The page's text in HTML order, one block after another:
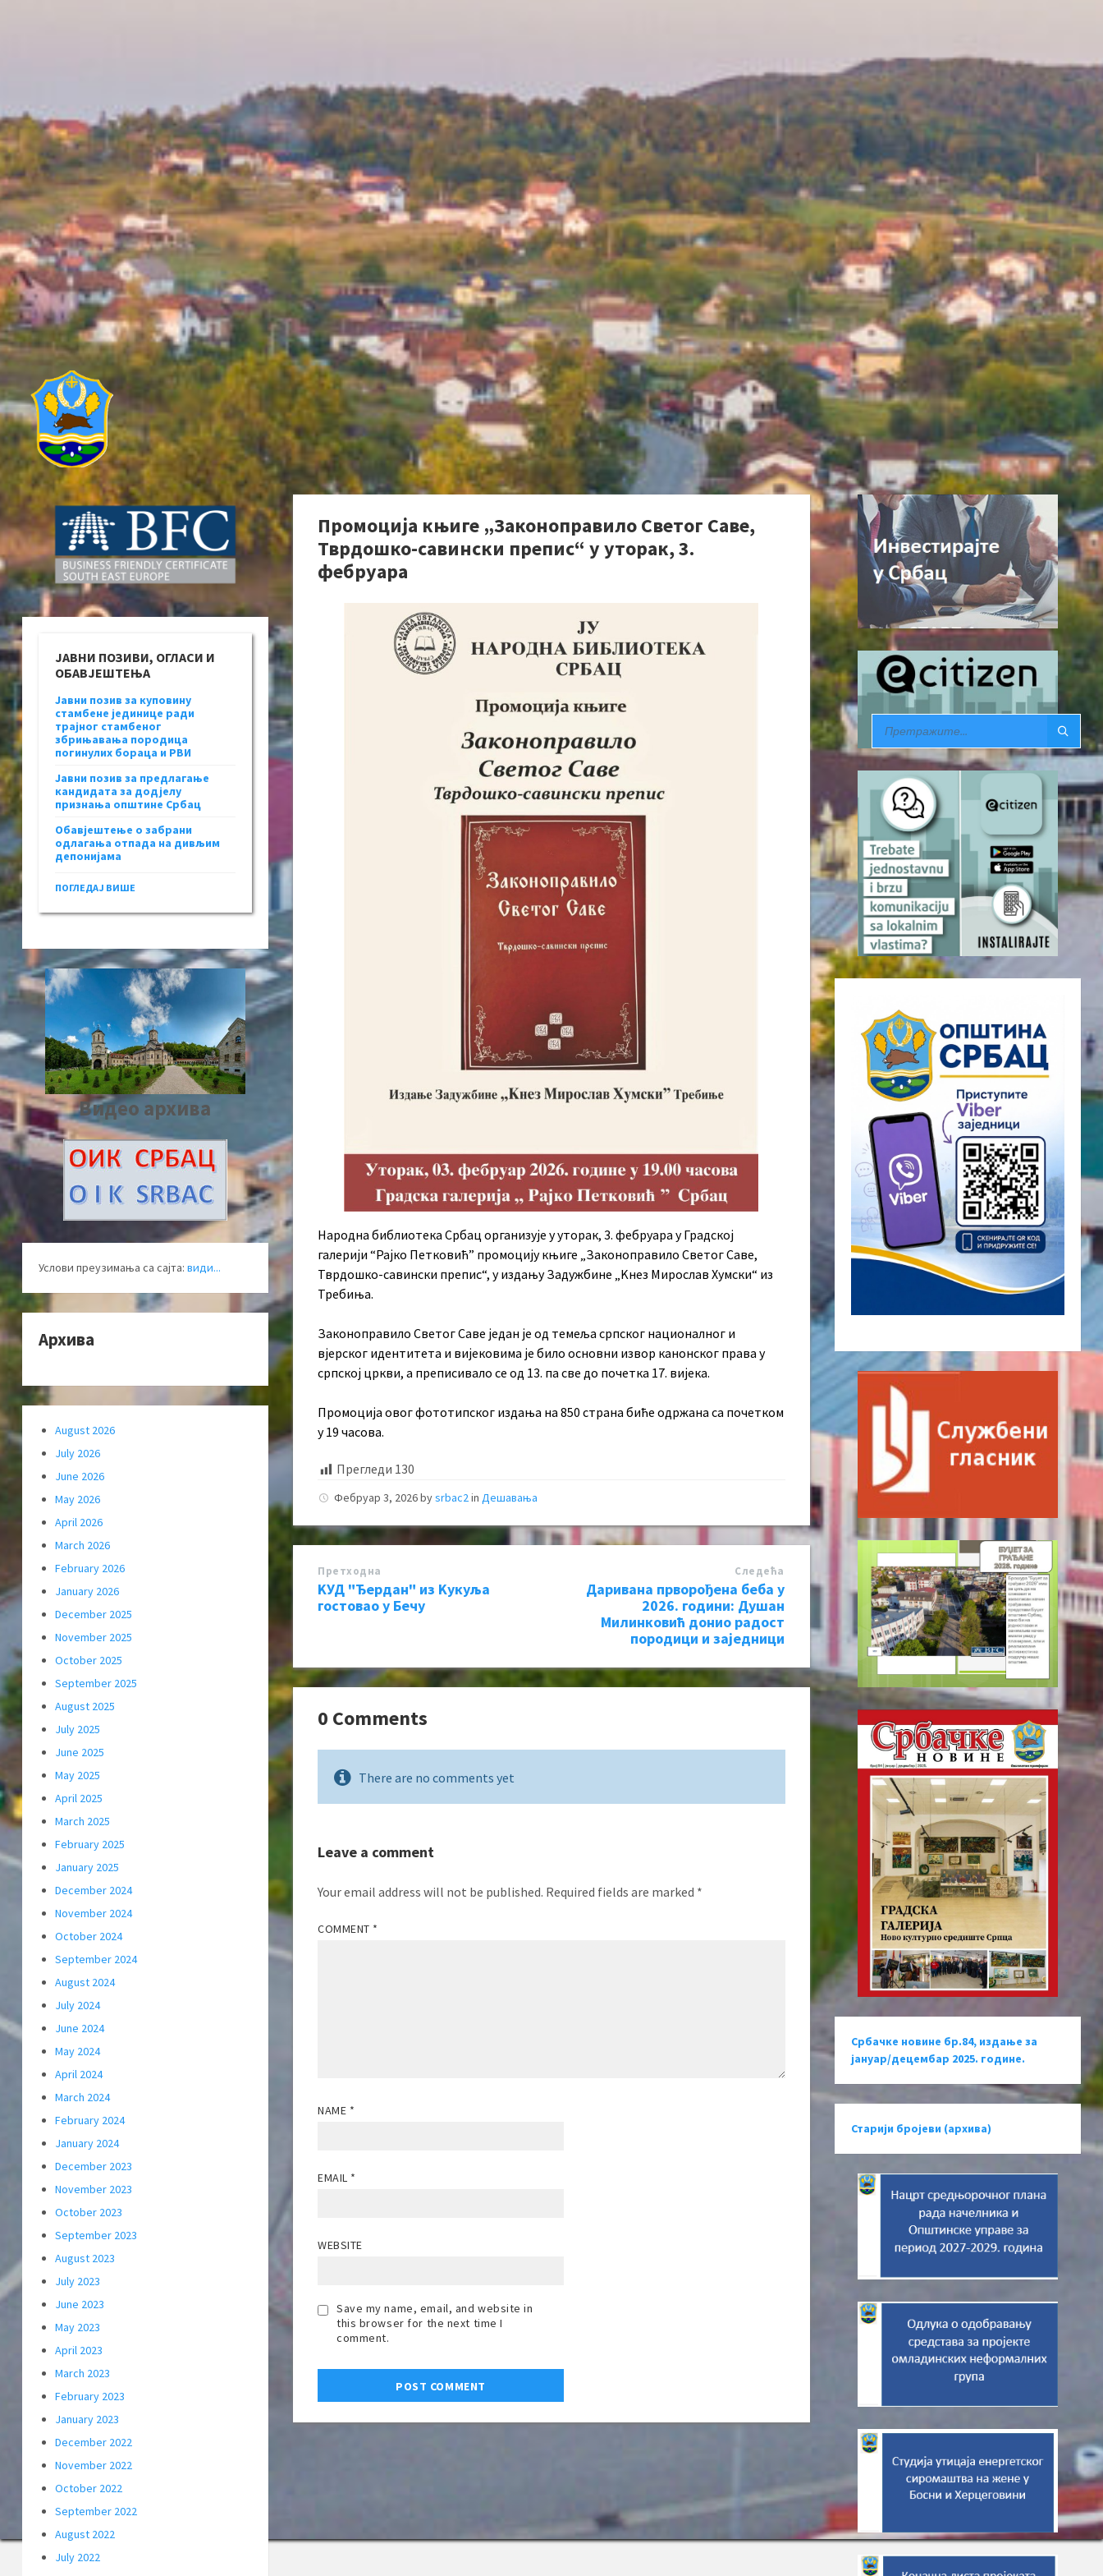
Промоција књиге „Законоправило Светог Саве,
Тврдошко-савински препис“ у уторак, 3.
фебруара
Народна библиотека Србац организује у уторак, 3. фебруара у Градској
галерији “Рајко Петковић” промоцију књиге „Законоправило Светог Саве,
Тврдошко-савински препис“, у издању Задужбине „Kнез Мирослав Хумски“ из
Требиња.
Законоправило Светог Саве један је од темеља српског националног и
вјерског идентитета и вијековима је било основни извор канонског права у
српској цркви, а преписивало се од 13. па све до почетка 17. вијека.
Промоција овог фототипског издања на 850 страна биће одржана са почетком
у 19 часова.
Прегледи 130
Фебруар 3, 2026bysrbac2 in Дешавања
Претходна
KУД "Ђердан" из Kукуља
гостовао у Бечу
Следећa
Даривана прворођена беба у
2026. години: Душан
Милинковић донио радост
породици и заједници
0 Comments
There are no comments yet
Leave a comment
Your email address will not be published. Required fields are marked *
COMMENT *
NAME *
EMAIL *
WEBSITE
Save my name, email, and website in
this browser for the next time I
comment.
ЈАВНИ ПОЗИВИ, ОГЛАСИ И
ОБАВЈЕШТЕЊА
Јавни позив за куповину
стамбене јединице ради
трајног стамбеног
збрињавања породица
погинулих бораца и РВИ
Јавни позив за предлагање
кандидата за додјелу
признања општине Србац
Обавјештење о забрани
одлагања отпада на дивљим
депонијама
ПОГЛЕДАЈ ВИШЕ
Видео архива
Услови преузимања са сајта: види...
Архива
August 2026
July 2026
June 2026
May 2026
April 2026
March 2026
February 2026
January 2026
December 2025
November 2025
October 2025
September 2025
August 2025
July 2025
June 2025
May 2025
April 2025
March 2025
February 2025
January 2025
December 2024
November 2024
October 2024
September 2024
August 2024
July 2024
June 2024
May 2024
April 2024
March 2024
February 2024
January 2024
December 2023
November 2023
October 2023
September 2023
August 2023
July 2023
June 2023
May 2023
April 2023
March 2023
February 2023
January 2023
December 2022
November 2022
October 2022
September 2022
August 2022
July 2022
Србачке новине бр.84, издање за
јануар/децембар 2025. године.
Старији бројеви (архива)